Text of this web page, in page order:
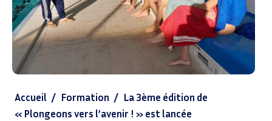
Accueil / Formation / La 3ème édition de
« Plongeons vers l’avenir ! » est lancée